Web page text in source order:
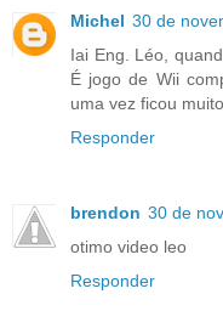
Michel 30 de
Iai Eng. Léo,
É jogo de Wii
uma vez ficou
Responder
brendon 30 de
otimo video leo
Responder